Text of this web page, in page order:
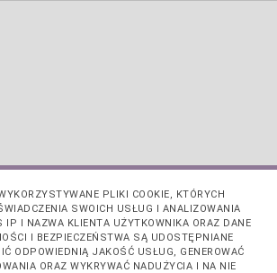
PLIKI COOKIE, KTÓRYCH
SWOICH USŁUG I ANALIZOWANIA
IP I NAZWA KLIENTA UŻYTKOWNIKA ORAZ DANE
I BEZPIECZEŃSTWA SĄ UDOSTĘPNIANE
ODPOWIEDNIĄ JAKOŚĆ USŁUG, GENEROWAĆ
ORAZ WYKRYWAĆ NADUŻYCIA I NA NIE